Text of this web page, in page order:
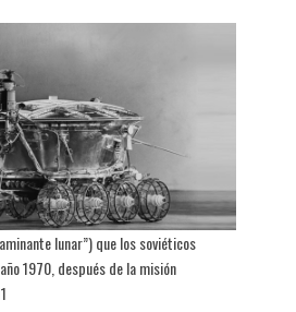
lunar”) que los soviéticos
1970, después de la misión